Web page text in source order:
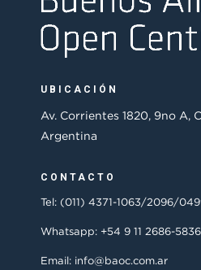
UBICACIÓN
Av. Corrientes 1820, 9no A,
Argentina
CONTACTO
Tel: (011) 4371-1063/2096/
Whatsapp: +54 9 11 2686-5836
Email: info@baoc.com.ar